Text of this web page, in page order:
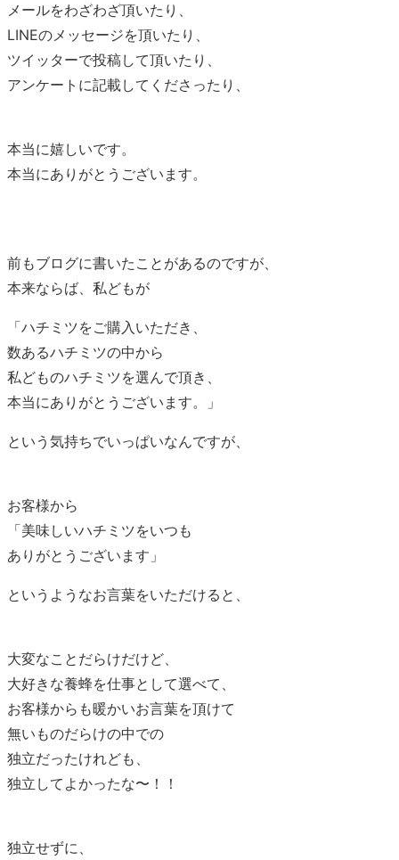
メールをわざわざ頂いたり、
LINEのメッセージを頂いたり、
ツイッターで投稿して頂いたり、
アンケートに記載してくださったり、
本当に嬉しいです。
本当にありがとうございます。
前もブログに書いたことがあるのですが、
本来ならば、私どもが
「ハチミツをご購入いただき、
数あるハチミツの中から
私どものハチミツを選んで頂き、
本当にありがとうございます。」
という気持ちでいっぱいなんですが、
お客様から
「美味しいハチミツをいつも
ありがとうございます」
というようなお言葉をいただけると、
大変なことだらけだけど、
大好きな養蜂を仕事として選べて、
お客様からも暖かいお言葉を頂けて
無いものだらけの中での
独立だったけれども、
独立してよかったな〜！！
独立せずに、